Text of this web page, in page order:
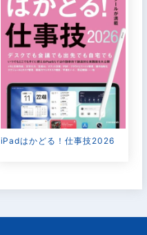
iPadはかどる！仕事技2026